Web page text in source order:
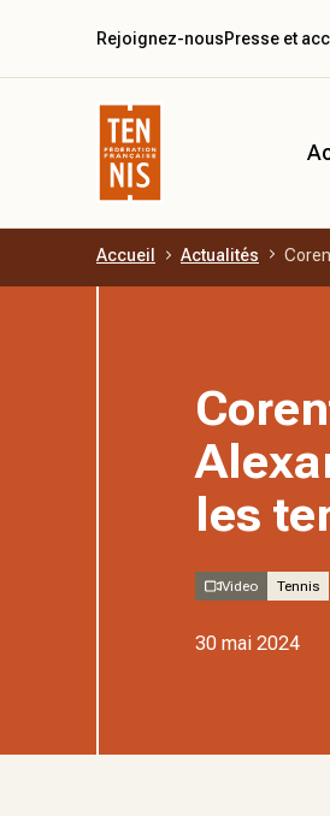
Aller au contenu principal
Rejoignez-nousPresse et
Accueil Actualités
les
Video Tennis
30 mai 2024